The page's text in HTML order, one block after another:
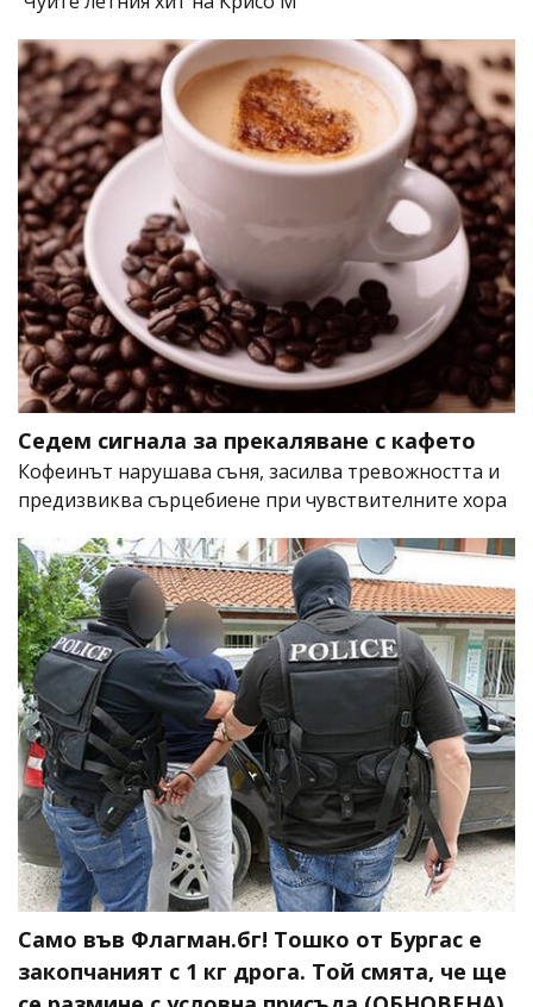
Седем сигнала за прекаляване с кафето
Кофеинът нарушава съня, засилва тревожността и
предизвиква сърцебиене при чувствителните хора
Само във Флагман.бг! Тошко от Бургас е
закопчаният с 1 кг дрога. Той смята, че ще